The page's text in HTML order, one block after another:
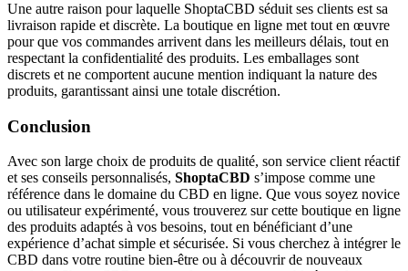
Une autre raison pour laquelle ShoptaCBD séduit ses clients est sa
livraison rapide et discrète. La boutique en ligne met tout en œuvre
pour que vos commandes arrivent dans les meilleurs délais, tout en
respectant la confidentialité des produits. Les emballages sont
discrets et ne comportent aucune mention indiquant la nature des
produits, garantissant ainsi une totale discrétion.
Conclusion
Avec son large choix de produits de qualité, son service client réactif
et ses conseils personnalisés, ShoptaCBD s’impose comme une
référence dans le domaine du CBD en ligne. Que vous soyez novice
ou utilisateur expérimenté, vous trouverez sur cette boutique en ligne
des produits adaptés à vos besoins, tout en bénéficiant d’une
expérience d’achat simple et sécurisée. Si vous cherchez à intégrer le
CBD dans votre routine bien-être ou à découvrir de nouveaux